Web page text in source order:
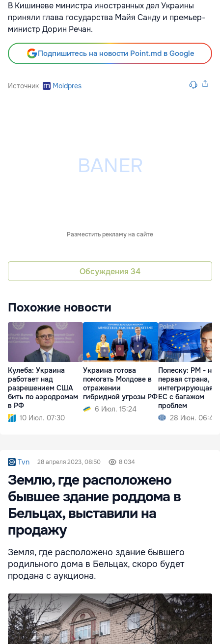
В Кишиневе министра иностранных дел Украины
приняли глава государства Майя Санду и премьер-
министр Дорин Речан.
Подпишитесь на новости Point.md в Google
Источник Moldpres
Разместить рекламу на сайте
Обсуждения 34
Похожие новости
Кулеба: Украина
работает над
разрешением США
бить по аэродромам
в РФ
10 Июл. 07:30
Украина готова
помогать Молдове в
отражении
гибридной угрозы РФ
6 Июл. 15:24
Попеску: РМ - не
первая страна,
ЕС с багажом
проблем
28 Июн. 06:49
Tvn 28 апреля 2023, 08:50 8 034
Землю, где расположено
бывшее здание роддома в
Бельцах, выставили на
продажу
Земля, где расположено здание бывшего
родильного дома в Бельцах, скоро будет
продана с аукциона.